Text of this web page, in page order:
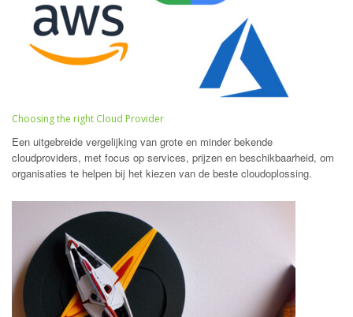
Choosing the right Cloud Provider
Een uitgebreide vergelijking van grote en minder bekende
cloudproviders, met focus op services, prijzen en beschikbaarheid, om
organisaties te helpen bij het kiezen van de beste cloudoplossing.